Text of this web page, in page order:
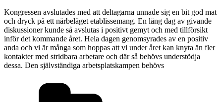
Kongressen avslutades med att deltagarna unnade sig en bit god mat
och dryck på ett närbeläget etablissemang. En lång dag av givande
diskussioner kunde så avslutas i positivt gemyt och med tillförsikt
inför det kommande året. Hela dagen genomsyrades av en positiv
anda och vi är många som hoppas att vi under året kan knyta än fler
kontakter med stridbara arbetare och där så behövs understödja
dessa. Den självständiga arbetsplatskampen behövs